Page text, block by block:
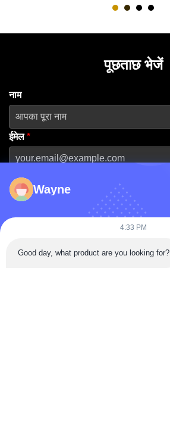
पूछताछ भेजें
नाम
ईमेल*
फ़ोन नंबर
कंपनी का नाम
Wayne
4:33 PM
Good day, what product are you looking for?